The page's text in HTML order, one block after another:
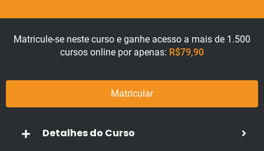
Matricule-se neste curso e ganhe acesso a mais de 1.500
cursos online por apenas: R$79,90
Matricular
Detalhes do Curso